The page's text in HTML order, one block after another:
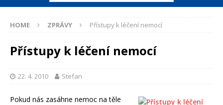
HOME ZPRÁVY Přístupy k léčení nemocí
Přístupy k léčení nemocí
22. 4. 2010 Stefan
Pokud nás zasáhne nemoc na těle